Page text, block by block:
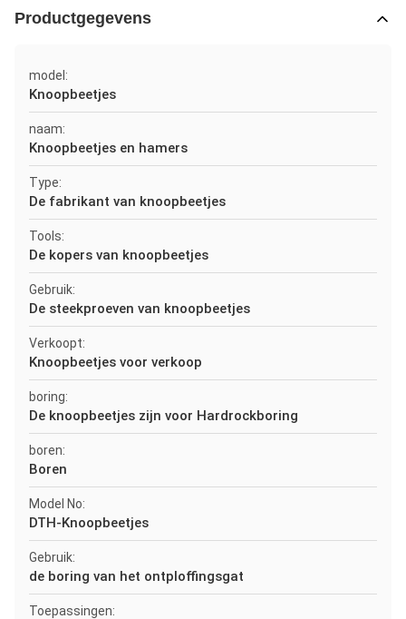
Productgegevens
model:
Knoopbeetjes
naam:
Knoopbeetjes en hamers
Type:
De fabrikant van knoopbeetjes
Tools:
De kopers van knoopbeetjes
Gebruik:
De steekproeven van knoopbeetjes
Verkoopt:
Knoopbeetjes voor verkoop
boring:
De knoopbeetjes zijn voor Hardrockboring
boren:
Boren
Model No:
DTH-Knoopbeetjes
Gebruik:
de boring van het ontploffingsgat
Toepassingen: